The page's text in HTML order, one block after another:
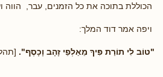
הכוללת בתוכה את כל הזמנים, עבר, הווה
ויפה אמר דוד המלך:
"טוֹב לִי תוֹרַת פִּיךָ מֵאַלְפֵי זָהָב וָכָסֶף".